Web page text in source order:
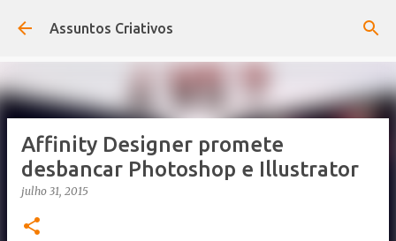
Pular para o conteúdo principal
Assuntos Criativos
Affinity Designer promete
desbancar Photoshop e Illustrator
julho 31, 2015